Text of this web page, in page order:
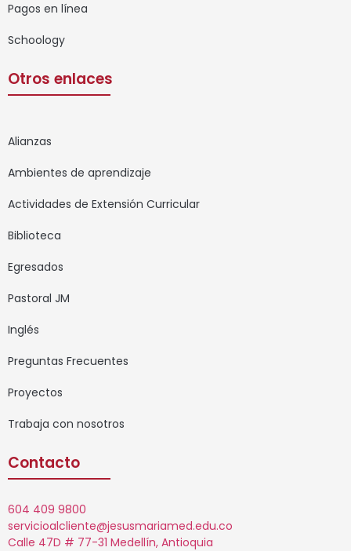
Pagos en línea
Schoology
Otros enlaces
Alianzas
Ambientes de aprendizaje
Actividades de Extensión Curricular
Biblioteca
Egresados
Pastoral JM
Inglés
Preguntas Frecuentes
Proyectos
Trabaja con nosotros
Contacto
604 409 9800
servicioalcliente@jesusmariamed.edu.co
Calle 47D # 77-31 Medellín, Antioquia